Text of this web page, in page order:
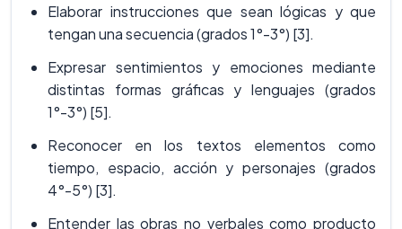
Elaborar instrucciones que sean lógicas y que
tengan una secuencia (grados 1°-3°) [3].
Expresar sentimientos y emociones mediante
distintas formas gráficas y lenguajes (grados
1°-3°) [5].
Reconocer en los textos elementos como
tiempo, espacio, acción y personajes (grados
4°-5°) [3].
Entender las obras no verbales como producto